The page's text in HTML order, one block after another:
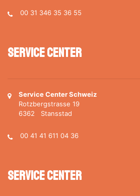
00 31 346 35 36 55
Service Center
Service Center Schweiz
Rotzbergstrasse 19
6362 Stansstad
00 41 41 611 04 36
Service Center